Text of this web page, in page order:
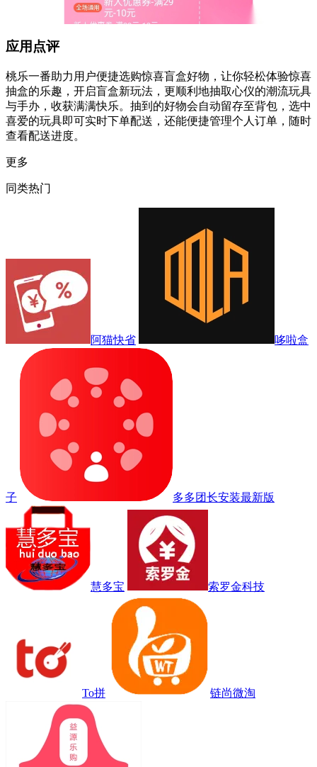
应用点评
桃乐一番助力用户便捷选购惊喜盲盒好物，让你轻松体验惊喜
抽盒的乐趣，开启盲盒新玩法，更顺利地抽取心仪的潮流玩具
与手办，收获满满快乐。抽到的好物会自动留存至背包，选中
喜爱的玩具即可实时下单配送，还能便捷管理个人订单，随时
查看配送进度。
更多
同类热门
阿猫快省 哆啦盒
子 多多团长安装最新版
慧多宝 索罗金科技
To拼 链尚微淘